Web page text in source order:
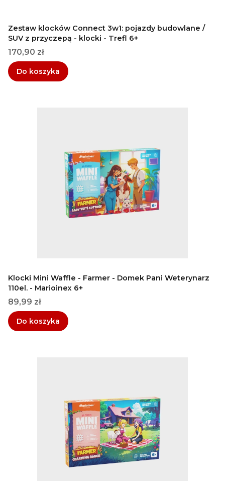
Zestaw klocków Connect 3w1: pojazdy budowlane /
SUV z przyczepą - klocki - Trefl 6+
Cena
170,90 zł
Do koszyka
Klocki Mini Waffle - Farmer - Domek Pani Weterynarz
110el. - Marioinex 6+
Cena
89,99 zł
Do koszyka